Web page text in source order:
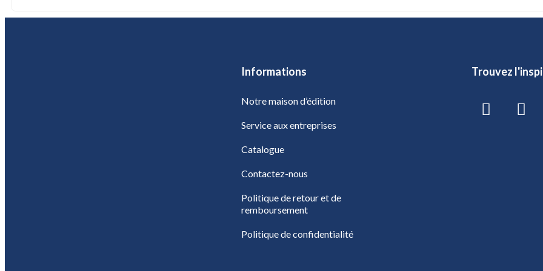
Informations
Notre maison d’édition
Service aux entreprises
Catalogue
Contactez-nous
Politique de retour et de
remboursement
Politique de confidentialité
Trouvez